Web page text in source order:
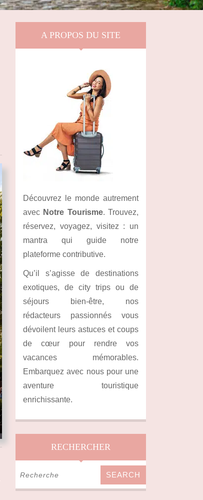
A PROPOS DU SITE
Découvrez le monde autrement
avec Notre Tourisme. Trouvez,
réservez, voyagez, visitez : un
mantra qui guide notre
plateforme contributive.
Qu’il s’agisse de destinations
exotiques, de city trips ou de
séjours bien-être, nos
rédacteurs passionnés vous
dévoilent leurs astuces et coups
de cœur pour rendre vos
vacances mémorables.
Embarquez avec nous pour une
aventure touristique
enrichissante.
RECHERCHER
Search